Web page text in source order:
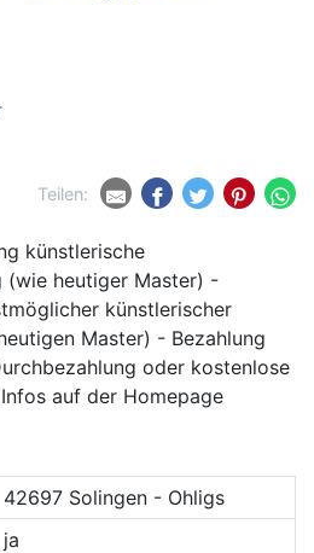
Teilen:
künstlerische
(wie heutiger Master) -
künstlerischer
Master) - Bezahlung
oder kostenlose
auf der Homepage
42697 Solingen - Ohligs
ja